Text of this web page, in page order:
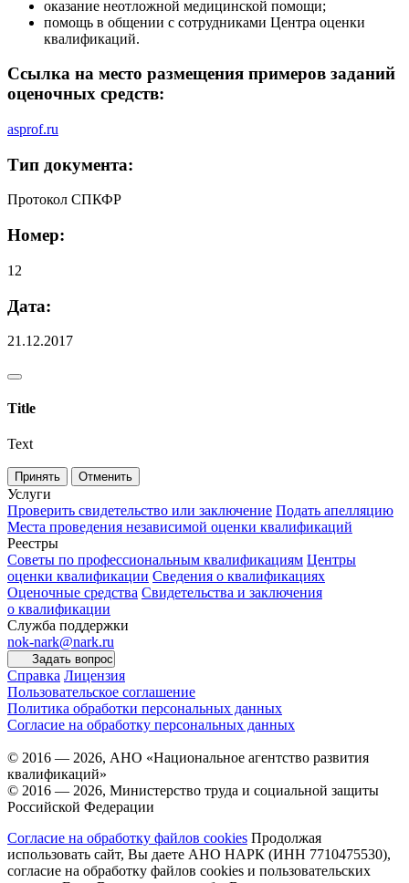
оказание неотложной медицинской помощи;
помощь в общении с сотрудниками Центра оценки
квалификаций.
Ссылка на место размещения примеров заданий
оценочных средств:
asprof.ru
Тип документа:
Протокол СПКФР
Номер:
12
Дата:
21.12.2017
Title
Text
Принять Отменить
Услуги
Проверить свидетельство или заключение Подать апелляцию
Места проведения независимой оценки квалификаций
Реестры
Советы по профессиональным квалификациям Центры
оценки квалификации Сведения о квалификациях
Оценочные средства Свидетельства и заключения
о квалификации
Служба поддержки
nok-nark@nark.ru
Задать вопрос
Справка Лицензия
Пользовательское соглашение
Политика обработки персональных данных
Согласие на обработку персональных данных
© 2016 — 2026, АНО «Национальное агентство развития
квалификаций»
© 2016 — 2026, Министерство труда и социальной защиты
Российской Федерации
Согласие на обработку файлов cookies Продолжая
использовать сайт, Вы даете АНО НАРК (ИНН 7710475530),
согласие на обработку файлов cookies и пользовательских